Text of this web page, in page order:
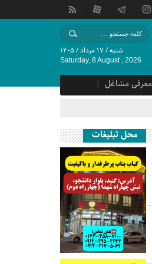
شنبه / ۱۷ مرداد / ۱۴۰۵
Saturday, 8 August , 2026
معرفی مشاغل
محل تبلیغات